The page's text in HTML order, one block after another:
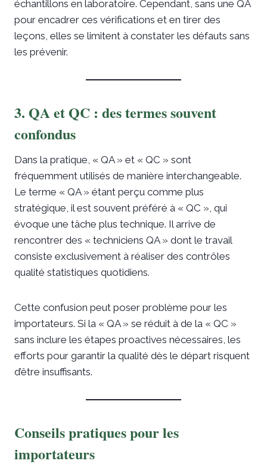
échantillons en laboratoire. Cependant, sans une QA
pour encadrer ces vérifications et en tirer des
leçons, elles se limitent à constater les défauts sans
les prévenir.
3. QA et QC : des termes souvent
confondus
Dans la pratique, « QA » et « QC » sont
fréquemment utilisés de manière interchangeable.
Le terme « QA » étant perçu comme plus
stratégique, il est souvent préféré à « QC », qui
évoque une tâche plus technique. Il arrive de
rencontrer des « techniciens QA » dont le travail
consiste exclusivement à réaliser des contrôles
qualité statistiques quotidiens.
Cette confusion peut poser problème pour les
importateurs. Si la « QA » se réduit à de la « QC »
sans inclure les étapes proactives nécessaires, les
efforts pour garantir la qualité dès le départ risquent
d’être insuffisants.
Conseils pratiques pour les
importateurs